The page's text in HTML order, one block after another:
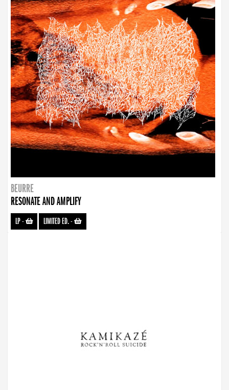
BEURRE
RESONATE AND AMPLIFY
LP- LIMITED ED.-